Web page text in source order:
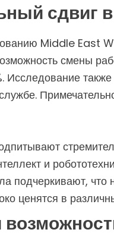
сдвиг
Middle East
смены
Исследование
и
подчеркивают,
ценятся в